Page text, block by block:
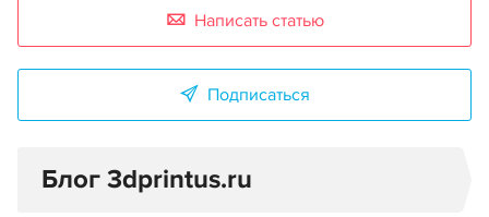
Написать статью
Подписаться
Блог 3dprintus.ru